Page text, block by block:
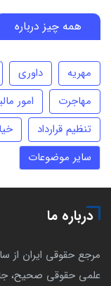
همه چیز درباره
مهریه داوری
مهاجرت
امور
تنظیم قرارداد
سایر موضوعات
درباره ما
علمی حقوقی صحیح،